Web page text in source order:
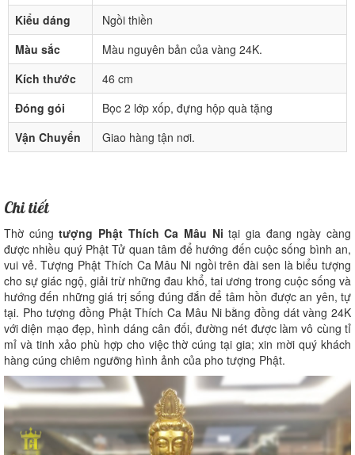
Kiểu dáng
Ngồi thiền
Màu sắc
Màu nguyên bản của vàng 24K.
Kích thước
46 cm
Đóng gói
Bọc 2 lớp xốp, đựng hộp quà tặng
Vận Chuyển
Giao hàng tận nơi.
Chi tiết
Thờ cúngtượng Phật Thích Ca Mâu Ni tại gia đang ngày càng
được nhiều quý Phật Tử quan tâm để hướng đến cuộc sống bình an,
vui vẻ. Tượng Phật Thích Ca Mâu Ni ngồi trên đài sen là biểu tượng
cho sự giác ngộ, giải trừ những đau khổ, tai ương trong cuộc sống và
hướng đến những giá trị sống đúng đắn để tâm hồn được an yên, tự
tại. Pho tượng đồng Phật Thích Ca Mâu Ni bằng đồng dát vàng 24K
với diện mạo đẹp, hình dáng cân đối, đường nét được làm vô cùng tỉ
mỉ và tinh xảo phù hợp cho việc thờ cúng tại gia; xin mời quý khách
hàng cúng chiêm ngưỡng hình ảnh của pho tượng Phật.